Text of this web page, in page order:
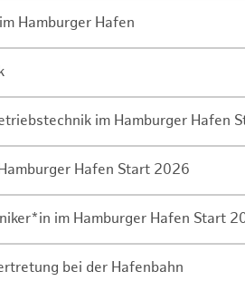
Hamburger Hafen
im Hamburger Hafen
Hafen Start 2026
im Hamburger Hafen Start
bei der Hafenbahn